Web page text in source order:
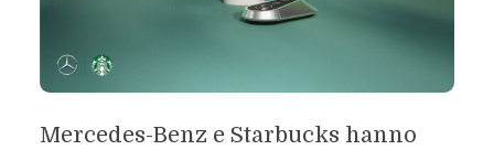
Mercedes-Benz e Starbucks hanno